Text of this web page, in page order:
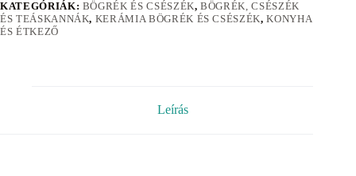
KATEGÓRIÁK: BÖGRÉK ÉS CSÉSZÉK,BÖGRÉK, CSÉSZÉK
ÉS TEÁSKANNÁK, KERÁMIA BÖGRÉK ÉS CSÉSZÉK,KONYHA
ÉS ÉTKEZŐ
Leírás